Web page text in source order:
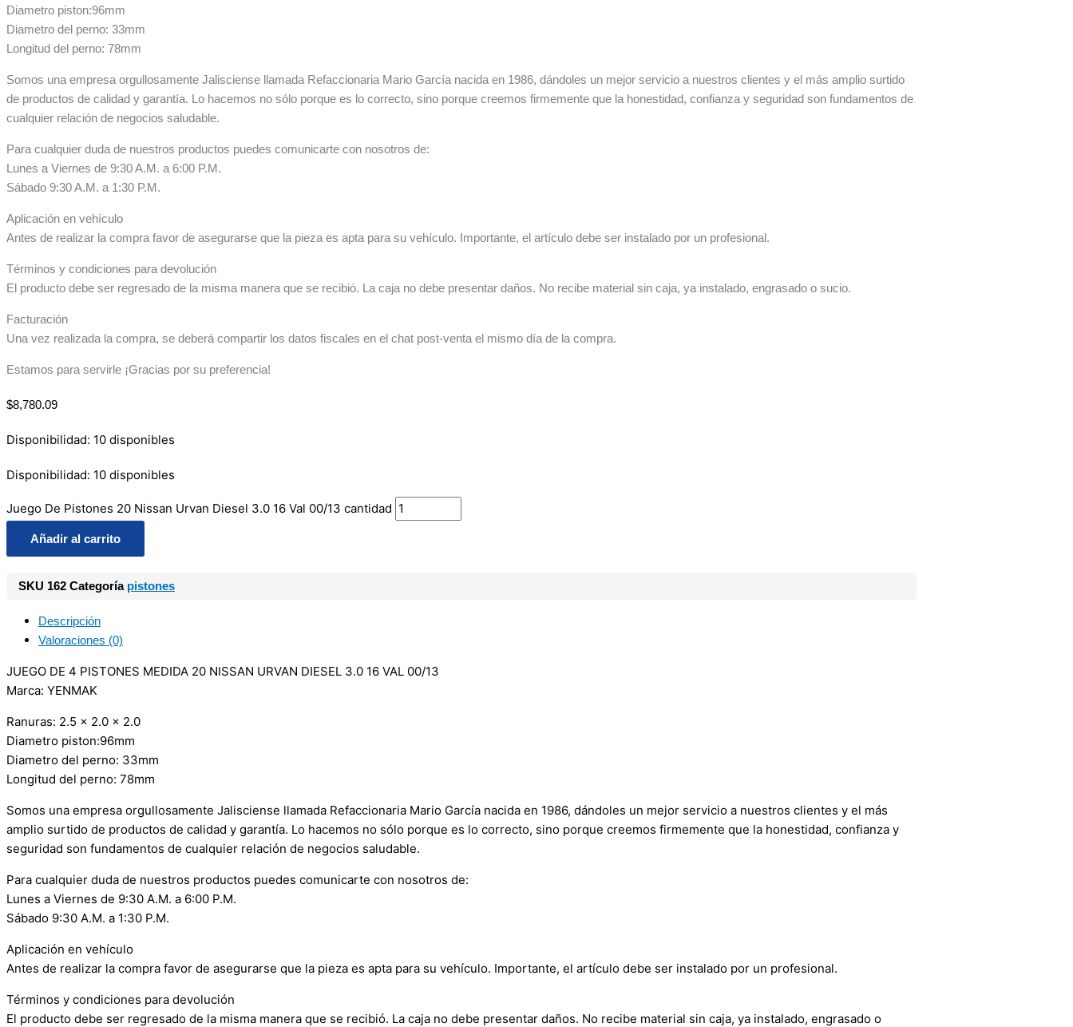
Diametro piston:96mm
Diametro del perno: 33mm
Longitud del perno: 78mm
Somos una empresa orgullosamente Jalisciense llamada Refaccionaria Mario García nacida en 1986, dándoles un mejor servicio a nuestros clientes y el más amplio surtido
de productos de calidad y garantía. Lo hacemos no sólo porque es lo correcto, sino porque creemos firmemente que la honestidad, confianza y seguridad son fundamentos de
cualquier relación de negocios saludable.
Para cualquier duda de nuestros productos puedes comunicarte con nosotros de:
Lunes a Viernes de 9:30 A.M. a 6:00 P.M.
Sábado 9:30 A.M. a 1:30 P.M.
Aplicación en vehículo
Antes de realizar la compra favor de asegurarse que la pieza es apta para su vehículo. Importante, el artículo debe ser instalado por un profesional.
Términos y condiciones para devolución
El producto debe ser regresado de la misma manera que se recibió. La caja no debe presentar daños. No recibe material sin caja, ya instalado, engrasado o sucio.
Facturación
Una vez realizada la compra, se deberá compartir los datos fiscales en el chat post-venta el mismo día de la compra.
Estamos para servirle ¡Gracias por su preferencia!
$8,780.09
Disponibilidad: 10 disponibles
Disponibilidad: 10 disponibles
Juego De Pistones 20 Nissan Urvan Diesel 3.0 16 Val 00/13 cantidad
Añadir al carrito
SKU 162 Categoría pistones
Descripción
Valoraciones (0)
JUEGO DE 4 PISTONES MEDIDA 20 NISSAN URVAN DIESEL 3.0 16 VAL 00/13
Marca: YENMAK
Ranuras: 2.5 x 2.0 x 2.0
Diametro piston:96mm
Diametro del perno: 33mm
Longitud del perno: 78mm
Somos una empresa orgullosamente Jalisciense llamada Refaccionaria Mario García nacida en 1986, dándoles un mejor servicio a nuestros clientes y el más
amplio surtido de productos de calidad y garantía. Lo hacemos no sólo porque es lo correcto, sino porque creemos firmemente que la honestidad, confianza y
seguridad son fundamentos de cualquier relación de negocios saludable.
Para cualquier duda de nuestros productos puedes comunicarte con nosotros de:
Lunes a Viernes de 9:30 A.M. a 6:00 P.M.
Sábado 9:30 A.M. a 1:30 P.M.
Aplicación en vehículo
Antes de realizar la compra favor de asegurarse que la pieza es apta para su vehículo. Importante, el artículo debe ser instalado por un profesional.
Términos y condiciones para devolución
El producto debe ser regresado de la misma manera que se recibió. La caja no debe presentar daños. No recibe material sin caja, ya instalado, engrasado o